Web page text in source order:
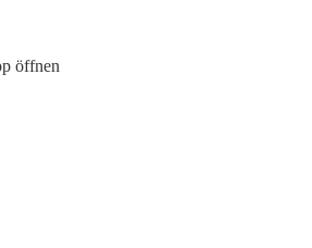
öffnen